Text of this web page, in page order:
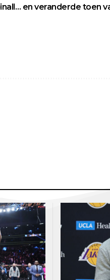
en veranderde toen